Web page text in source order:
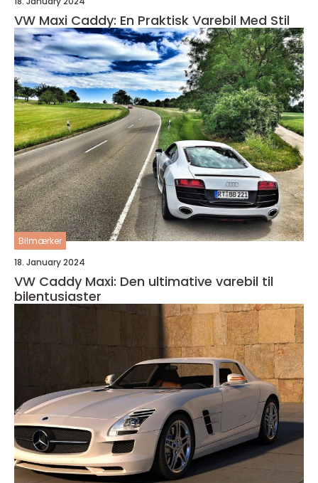
VW Maxi Caddy: En Praktisk Varebil Med Stil
Bilmærker
18. January 2024
VW Caddy Maxi: Den ultimative varebil til
bilentusiaster